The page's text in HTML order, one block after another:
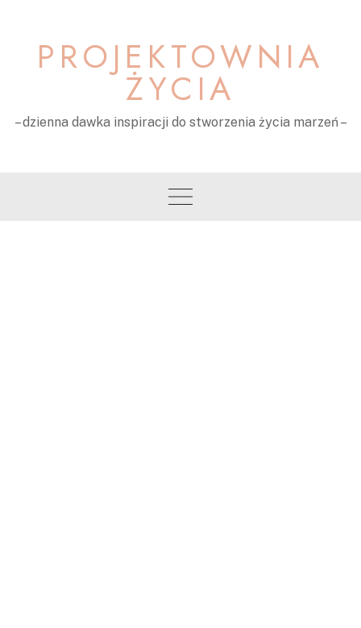
contentPROJEKTOWNIA
ŻYCIA
– dzienna dawka inspiracji do stworzenia życia marzeń –